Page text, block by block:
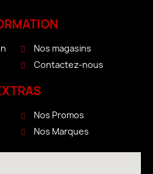
Nos magasins
Contactez-nous
Nos Promos
Nos Marques